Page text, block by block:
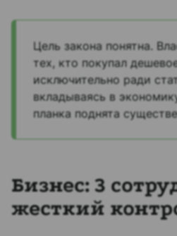
Цель закона понятна.
тех, кто покупал
исключительно ради
вкладываясь в
планка поднята
Бизнес: 3
жесткий